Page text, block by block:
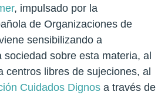
, impulsado por la
de Organizaciones de
sensibilizando a
sociedad sobre esta materia, al
centros libres de sujeciones, al
Cuidados Dignos a través de